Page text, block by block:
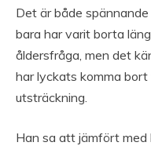
Det är både
bara har varit borta
åldersfråga, men det
har lyckats komma
utsträckning.
Han sa att jämfört med